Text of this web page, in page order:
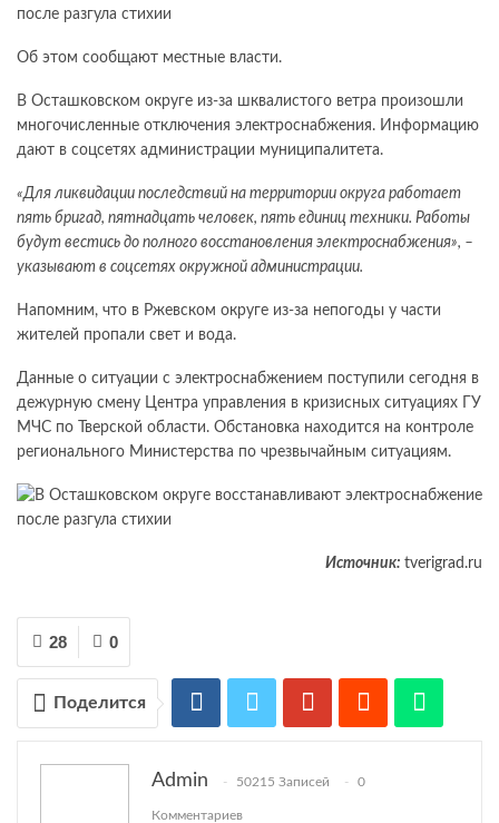
Об этом сообщают местные власти.
В Осташковском округе из-за шквалистого ветра произошли
многочисленные отключения электроснабжения. Информацию
дают в соцсетях администрации муниципалитета.
«Для ликвидации последствий на территории округа работает
пять бригад, пятнадцать человек, пять единиц техники. Работы
будут вестись до полного восстановления электроснабжения», –
указывают в соцсетях окружной администрации.
Напомним, что в Ржевском округе из-за непогоды у части
жителей пропали свет и вода.
Данные о ситуации с электроснабжением поступили сегодня в
дежурную смену Центра управления в кризисных ситуациях ГУ
МЧС по Тверской области. Обстановка находится на контроле
регионального Министерства по чрезвычайным ситуациям.
Источник: tverigrad.ru
0
28
Поделится
Admin 50215 Записей 0
Комментариев